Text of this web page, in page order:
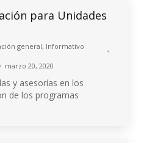
para Unidades
general, Informativo
marzo 20, 2020
y asesorías en los
de los programas